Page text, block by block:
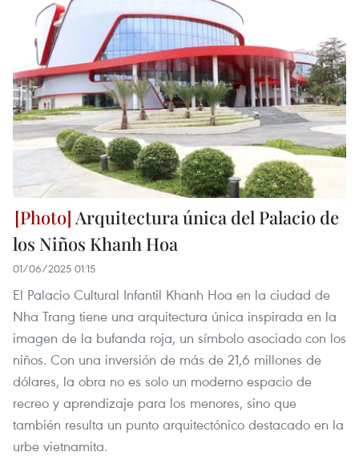
Arquitectura única del Palacio de
los Niños Khanh Hoa
01/06/2025 01:15
El Palacio Cultural Infantil Khanh Hoa en la ciudad de
Nha Trang tiene una arquitectura única inspirada en la
imagen de la bufanda roja, un símbolo asociado con los
niños. Con una inversión de más de 21,6 millones de
dólares, la obra no es solo un moderno espacio de
recreo y aprendizaje para los menores, sino que
también resulta un punto arquitectónico destacado en la
urbe vietnamita.